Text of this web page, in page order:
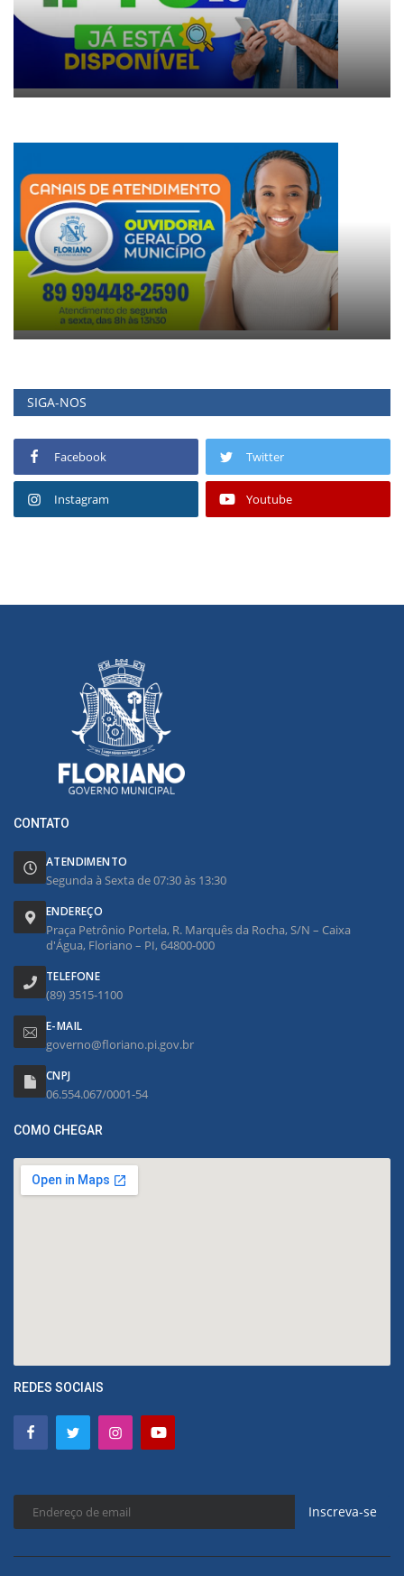
SIGA-NOS
Facebook Twitter
Instagram Youtube
CONTATO
ATENDIMENTO
Segunda à Sexta de 07:30 às 13:30
ENDEREÇO
Praça Petrônio Portela, R. Marquês da Rocha, S/N – Caixa
d'Água, Floriano – PI, 64800-000
TELEFONE
(89) 3515-1100
E-MAIL
governo@floriano.pi.gov.br
CNPJ
06.554.067/0001-54
COMO CHEGAR
REDES SOCIAIS
Inscreva-se